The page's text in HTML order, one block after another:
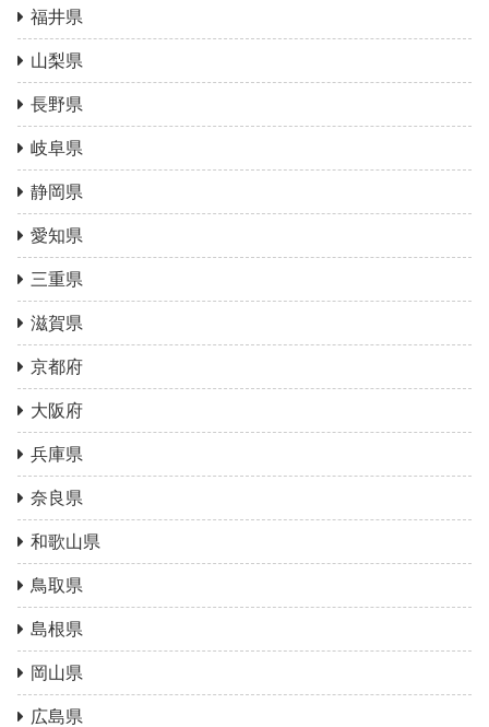
福井県
山梨県
長野県
岐阜県
静岡県
愛知県
三重県
滋賀県
京都府
大阪府
兵庫県
奈良県
和歌山県
鳥取県
島根県
岡山県
広島県